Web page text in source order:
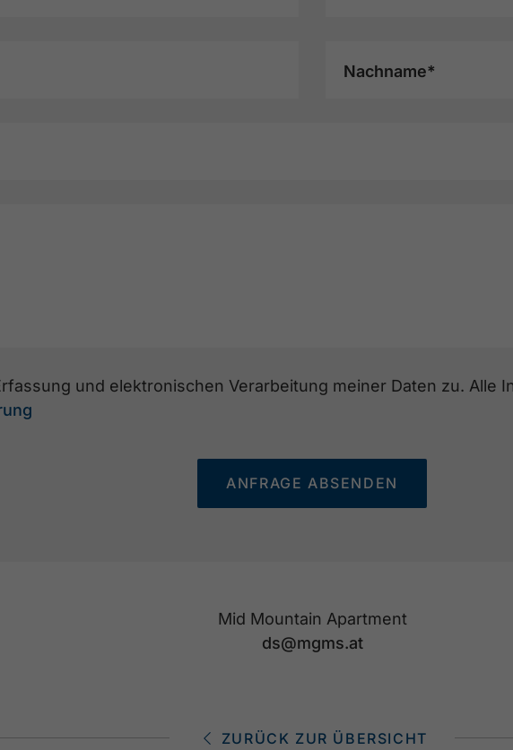
Nachname*
und elektronischen Verarbeitung meiner Daten zu. Alle
ANFRAGE ABSENDEN
Mid Mountain Apartment
ds@mgms.at
ZURÜCK ZUR ÜBERSICHT